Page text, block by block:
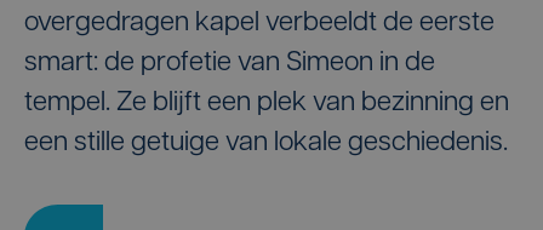
overgedragen kapel verbeeldt de eerste
smart: de profetie van Simeon in de
tempel. Ze blijft een plek van bezinning en
een stille getuige van lokale geschiedenis.